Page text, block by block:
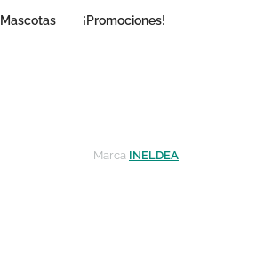
Mascotas ¡Promociones!
Marca INELDEA